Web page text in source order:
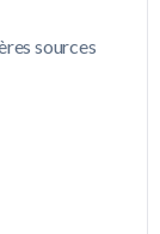
sources